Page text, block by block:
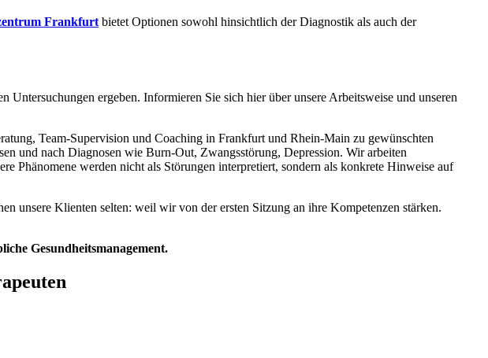
Frankfurtbietet Optionen sowohl hinsichtlich der Diagnostik als auch der
ergeben. Informieren Sie sich hier über unsere Arbeitsweise und unseren
Team-Supervision und Coaching in Frankfurt und Rhein-Main zu gewünschten
und nach Diagnosen wie Burn-Out, Zwangsstörung, Depression. Wir arbeiten
Phänomene werden nicht als Störungen interpretiert, sondern als konkrete Hinweise auf
unsere Klienten selten: weil wir von der ersten Sitzung an ihre Kompetenzen stärken.
Gesundheitsmanagement.